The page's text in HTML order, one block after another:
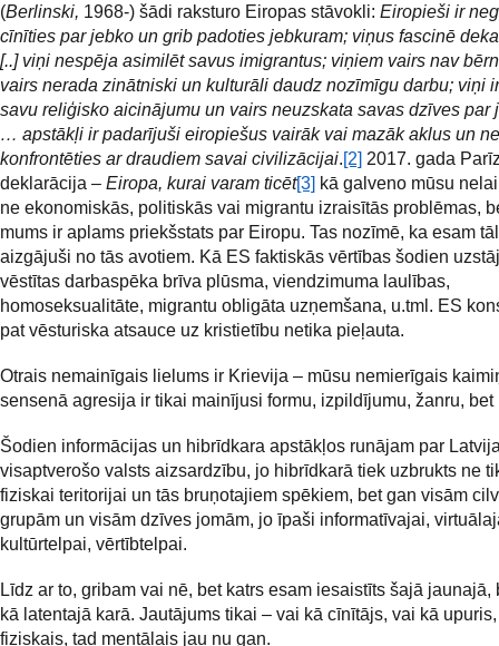
(Berlinski, 1968-) šādi raksturo Eiropas stāvokli: Eiropieši ir
cīnīties par jebko un grib padoties jebkuram; viņus fascinē
[..] viņi nespēja asimilēt savus imigrantus; viņiem vairs nav
vairs nerada zinātniski un kulturāli daudz nozīmīgu darbu; viņi
savu reliģisko aicinājumu un vairs neuzskata savas dzīves par
… apstākļi ir padarījuši eiropiešus vairāk vai mazāk aklus un
konfrontēties ar draudiem savai civilizācijai.[2] 2017. gada
deklarācija – Eiropa, kurai varam ticēt[3] kā galveno mūsu
ne ekonomiskās, politiskās vai migrantu izraisītās problēmas,
mums ir aplams priekšstats par Eiropu. Tas nozīmē, ka esam
aizgājuši no tās avotiem. Kā ES faktiskās vērtības šodien
vēstītas darbaspēka brīva plūsma, viendzimuma laulības,
homoseksualitāte, migrantu obligāta uzņemšana, u.tml. ES
pat vēsturiska atsauce uz kristietību netika pieļauta.
Otrais nemainīgais lielums ir Krievija – mūsu nemierīgais
sensenā agresija ir tikai mainījusi formu, izpildījumu, žanru, bet
Šodien informācijas un hibrīdkara apstākļos runājam par
visaptverošo valsts aizsardzību, jo hibrīdkarā tiek uzbrukts ne
fiziskai teritorijai un tās bruņotajiem spēkiem, bet gan visām
grupām un visām dzīves jomām, jo īpaši informatīvajai,
kultūrtelpai, vērtībtelpai.
Līdz ar to, gribam vai nē, bet katrs esam iesaistīts šajā jaunajā,
kā latentajā karā. Jautājums tikai – vai kā cīnītājs, vai kā
fiziskais, tad mentālais jau nu gan.